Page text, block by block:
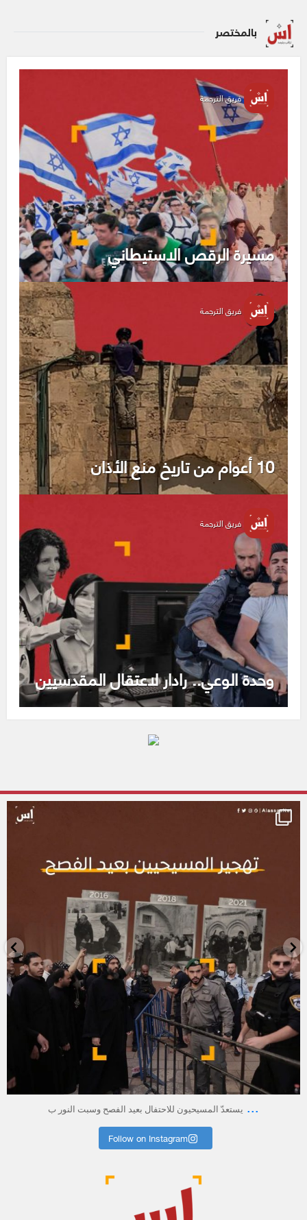
بالمختصر
فريق الترجمة
مسيرة الرقص الاستيطاني
فريق الترجمة
10 أعوام من تاريخ منع الأذان
فريق الترجمة
وحدة الوعي.. رادار لاعتقال المقدسيين
أبريل 23
يستعدّ المسيحيون للاحتفال بعيد الفصح وسبت النور ب ...
Follow on Instagram